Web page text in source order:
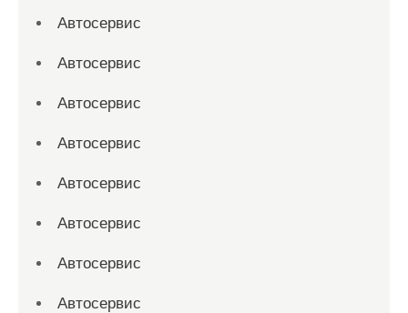
Автосервис
Автосервис
Автосервис
Автосервис
Автосервис
Автосервис
Автосервис
Автосервис